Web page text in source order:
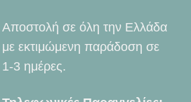
Αποστολή σε όλη την Ελλάδα
με εκτιμώμενη παράδοση σε
1-3 ημέρες.